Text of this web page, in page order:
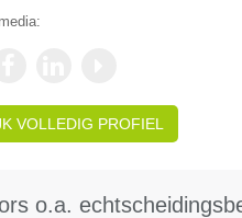
VOLLEDIG PROFIEL
o.a.